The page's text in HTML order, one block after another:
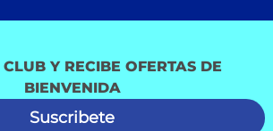
Y RECIBE OFERTAS DE
BIENVENIDA
Suscribete